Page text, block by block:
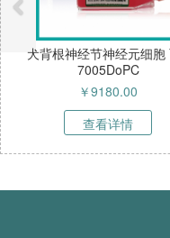
节神经元细胞 YB-
查看详情